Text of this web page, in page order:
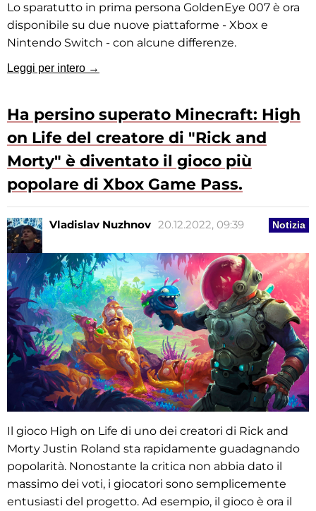
Lo sparatutto in prima persona GoldenEye 007 è ora
disponibile su due nuove piattaforme - Xbox e
Nintendo Switch - con alcune differenze.
Leggi per intero →
Ha persino superato Minecraft: High
on Life del creatore di "Rick and
Morty" è diventato il gioco più
popolare di Xbox Game Pass.
Notizia
Vladislav Nuzhnov 20.12.2022, 09:39
Il gioco High on Life di uno dei creatori di Rick and
Morty Justin Roland sta rapidamente guadagnando
popolarità. Nonostante la critica non abbia dato il
massimo dei voti, i giocatori sono semplicemente
entusiasti del progetto. Ad esempio, il gioco è ora il